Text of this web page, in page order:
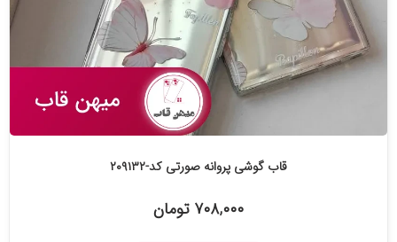
قاب گوشی پروانه صورتی کد-۲۰۹۱۳۲
۷۰۸,۰۰۰ تومان